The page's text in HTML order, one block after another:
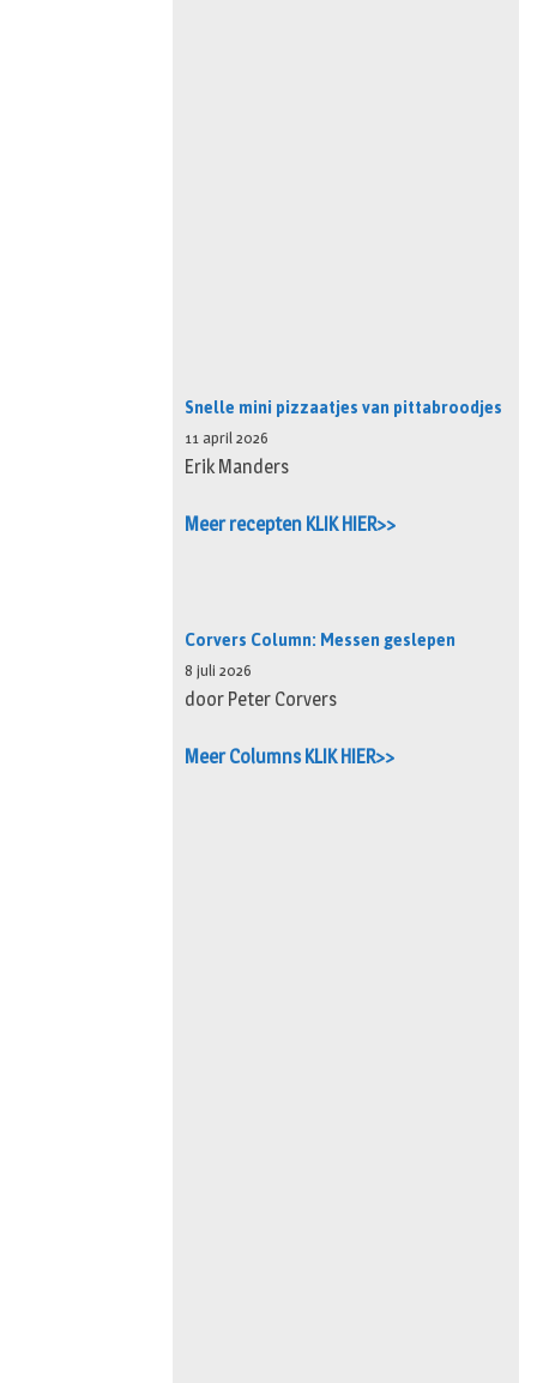
Snelle mini pizzaatjes van pittabroodjes
11 april 2026
Erik Manders
Meer recepten KLIK HIER>>
Corvers Column: Messen geslepen
8 juli 2026
door Peter Corvers
Meer Columns KLIK HIER>>